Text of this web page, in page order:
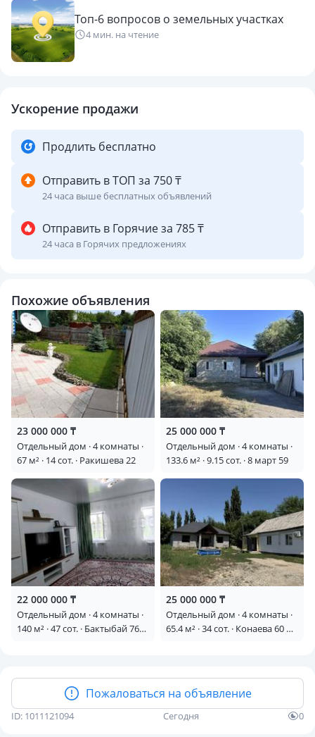
Топ-6 вопросов о земельных участках
4 мин. на чтение
Ускорение продажи
Продлить бесплатно
Отправить в ТОП за 750 ₸
24 часа выше бесплатных объявлений
Отправить в Горячие за 785 ₸
24 часа в Горячих предложениях
Похожие объявления
23 000 000 ₸
Отдельный дом · 4 комнаты ·
67 м² · 14 сот. · Ракишева 22
25 000 000 ₸
Отдельный дом · 4 комнаты ·
133.6 м² · 9.15 сот. · 8 март 59
22 000 000 ₸
Отдельный дом · 4 комнаты ·
140 м² · 47 сот. · Бактыбай 76
25 000 000 ₸
Отдельный дом · 4 комнаты ·
65.4 м² · 34 сот. · Конаева 60 —
Пожаловаться на объявление
ID: 1011121094 Сегодня 0